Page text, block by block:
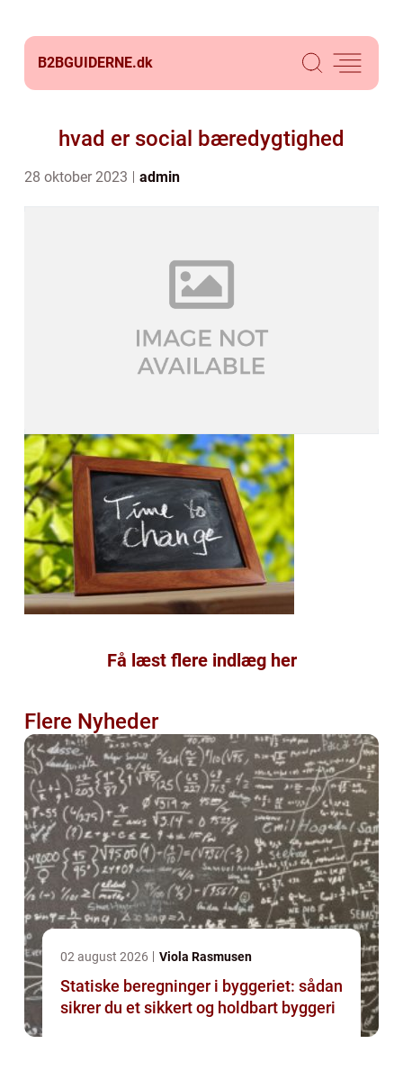
B2BGUIDERNE.dk
hvad er social bæredygtighed
28 oktober 2023 admin
Få læst flere indlæg her
Flere Nyheder
02 august 2026 Viola Rasmusen
Statiske beregninger i byggeriet: sådan
sikrer du et sikkert og holdbart byggeri